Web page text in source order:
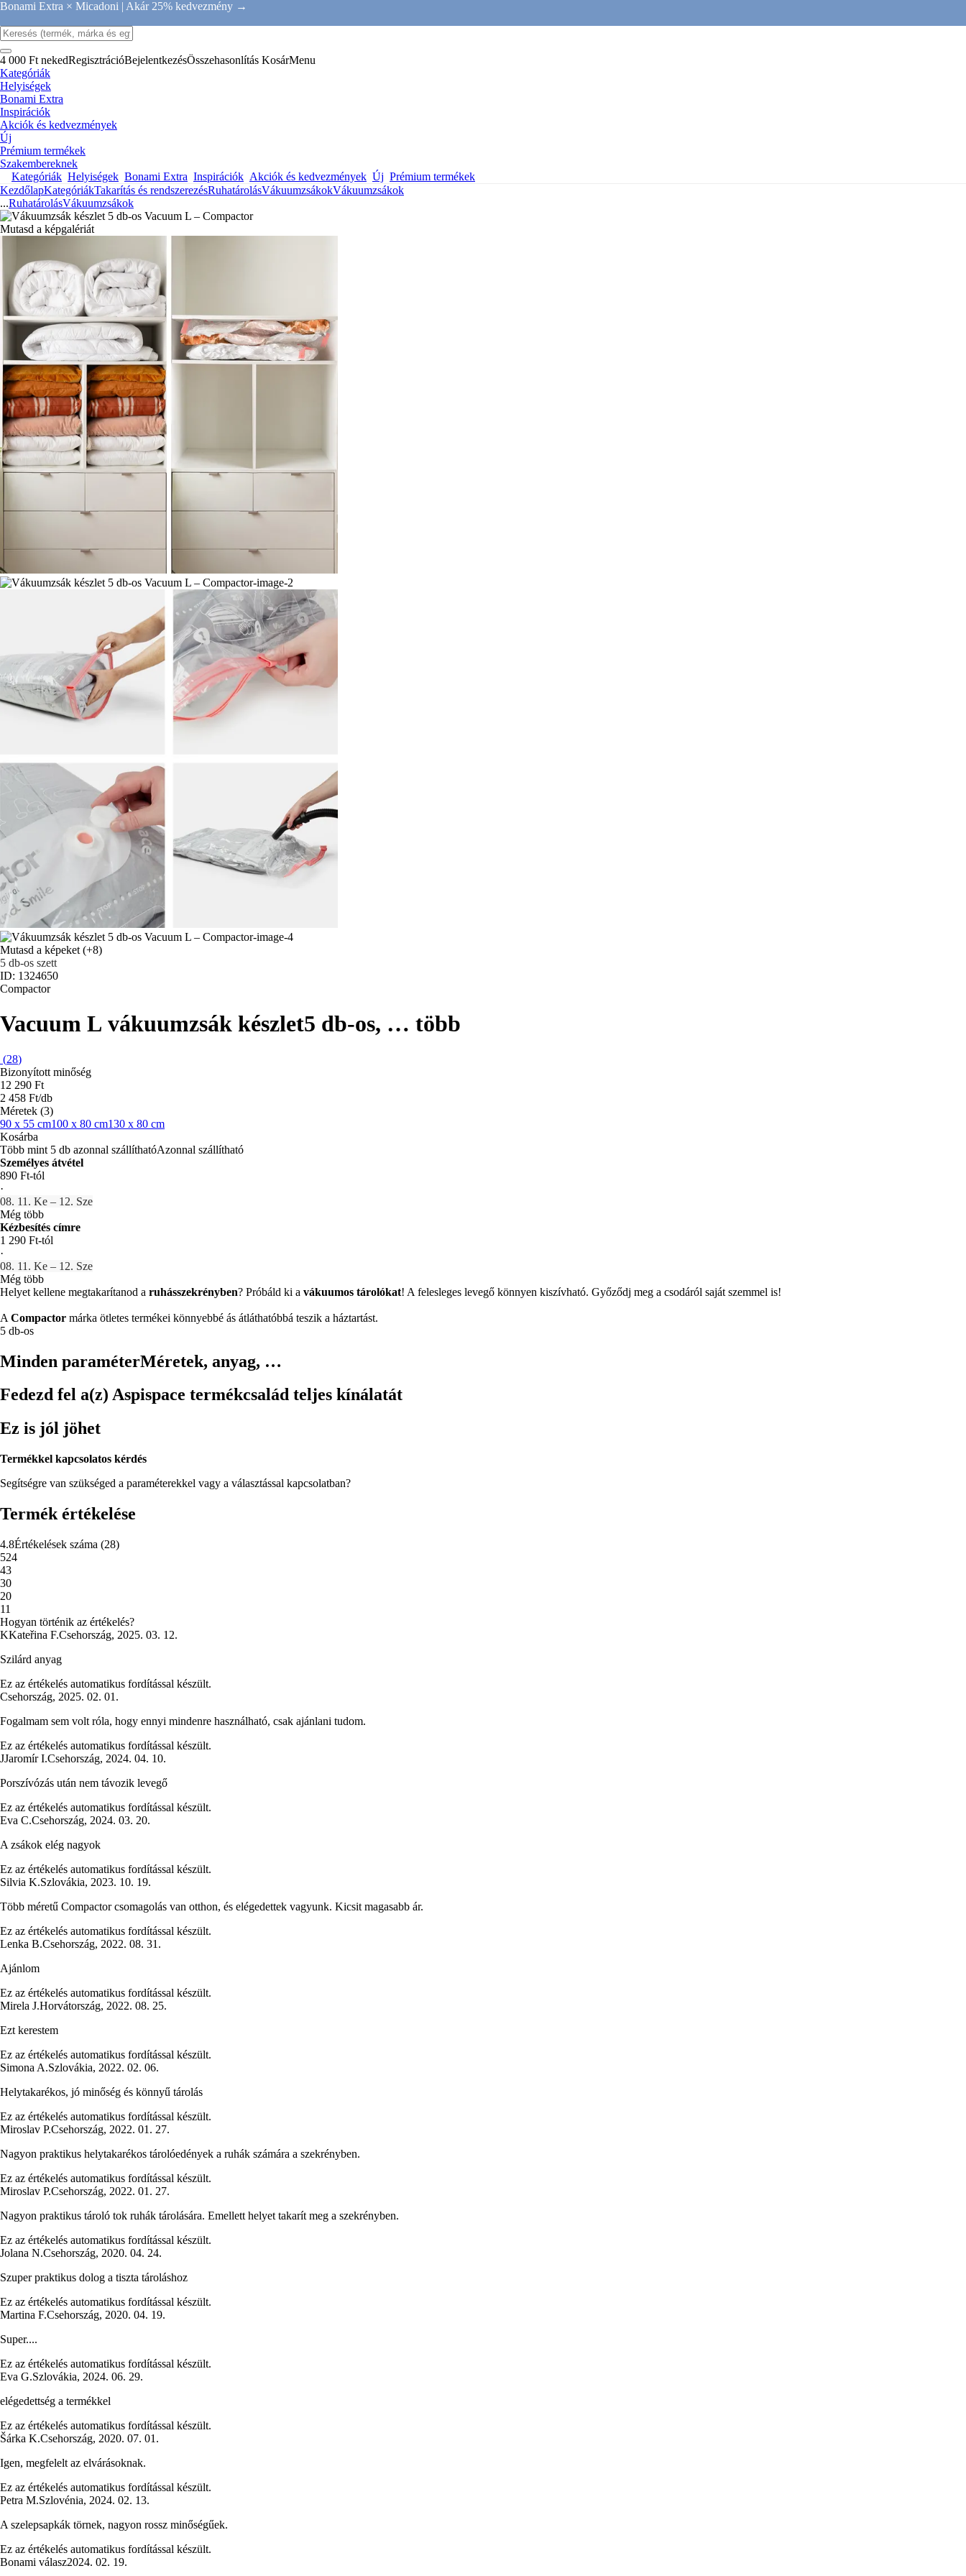
Bonami Extra × Micadoni | Akár 25% kedvezmény →
4 000 Ft nekedRegisztrációBejelentkezésÖsszehasonlítás KosárMenu
Kategóriák
Helyiségek
Bonami Extra
Inspirációk
Akciók és kedvezmények
Új
Prémium termékek
Szakembereknek
Kategóriák Helyiségek Bonami Extra Inspirációk Akciók és kedvezmények Új Prémium termékek
KezdőlapKategóriákTakarítás és rendszerezésRuhatárolásVákuumzsákokVákuumzsákok
...RuhatárolásVákuumzsákok
Mutasd a képgalériát
Mutasd a képeket (+8)
5 db-os szett
ID: 1324650
Compactor
Vacuum L vákuumzsák készlet5 db-os, … több
(28)
Bizonyított minőség
12 290 Ft
2 458 Ft/db
Méretek (3)
90 x 55 cm100 x 80 cm130 x 80 cm
Kosárba
Több mint 5 db azonnal szállíthatóAzonnal szállítható
Személyes átvétel
890 Ft-tól
·
08. 11. Ke – 12. Sze
Még több
Kézbesítés címre
1 290 Ft-tól
·
08. 11. Ke – 12. Sze
Még több
Helyet kellene megtakarítanod a ruhásszekrényben? Próbáld ki a vákuumos tárolókat! A felesleges levegő könnyen kiszívható. Győződj meg a csodáról saját szemmel is!
A Compactor márka ötletes termékei könnyebbé ás átláthatóbbá teszik a háztartást.
5 db-os
Minden paraméterMéretek, anyag, …
Fedezd fel a(z) Aspispace termékcsalád teljes kínálatát
Ez is jól jöhet
Termékkel kapcsolatos kérdés
Segítségre van szükséged a paraméterekkel vagy a választással kapcsolatban?
Termék értékelése
4.8Értékelések száma (28)
524
43
30
20
11
Hogyan történik az értékelés?
KKateřina F.Csehország, 2025. 03. 12.
Szilárd anyag
Ez az értékelés automatikus fordítással készült.
Csehország, 2025. 02. 01.
Fogalmam sem volt róla, hogy ennyi mindenre használható, csak ajánlani tudom.
Ez az értékelés automatikus fordítással készült.
JJaromír I.Csehország, 2024. 04. 10.
Porszívózás után nem távozik levegő
Ez az értékelés automatikus fordítással készült.
Eva C.Csehország, 2024. 03. 20.
A zsákok elég nagyok
Ez az értékelés automatikus fordítással készült.
Silvia K.Szlovákia, 2023. 10. 19.
Több méretű Compactor csomagolás van otthon, és elégedettek vagyunk. Kicsit magasabb ár.
Ez az értékelés automatikus fordítással készült.
Lenka B.Csehország, 2022. 08. 31.
Ajánlom
Ez az értékelés automatikus fordítással készült.
Mirela J.Horvátország, 2022. 08. 25.
Ezt kerestem
Ez az értékelés automatikus fordítással készült.
Simona A.Szlovákia, 2022. 02. 06.
Helytakarékos, jó minőség és könnyű tárolás
Ez az értékelés automatikus fordítással készült.
Miroslav P.Csehország, 2022. 01. 27.
Nagyon praktikus helytakarékos tárolóedények a ruhák számára a szekrényben.
Ez az értékelés automatikus fordítással készült.
Miroslav P.Csehország, 2022. 01. 27.
Nagyon praktikus tároló tok ruhák tárolására. Emellett helyet takarít meg a szekrényben.
Ez az értékelés automatikus fordítással készült.
Jolana N.Csehország, 2020. 04. 24.
Szuper praktikus dolog a tiszta tároláshoz
Ez az értékelés automatikus fordítással készült.
Martina F.Csehország, 2020. 04. 19.
Super....
Ez az értékelés automatikus fordítással készült.
Eva G.Szlovákia, 2024. 06. 29.
elégedettség a termékkel
Ez az értékelés automatikus fordítással készült.
Šárka K.Csehország, 2020. 07. 01.
Igen, megfelelt az elvárásoknak.
Ez az értékelés automatikus fordítással készült.
Petra M.Szlovénia, 2024. 02. 13.
A szelepsapkák törnek, nagyon rossz minőségűek.
Ez az értékelés automatikus fordítással készült.
Bonami válasz2024. 02. 19.